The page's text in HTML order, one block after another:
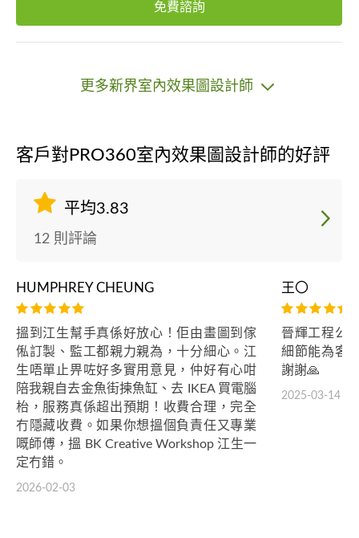
免費諮詢
更多新界室內效果圖設計師
客戶對PRO360室內效果圖設計師的好評
平均3.83
12 則評論
HUMPHREY CHEUNG
搵到江生幫手真係好放心！佢由畫圖到傢
俬訂製、監工都親力親為，十分細心。江
生唔單止畀咗好多實用意見，仲好有心咁
陪我親自去金魚街揀魚缸、去 IKEA 買電腦
枱，服務真係超出預期！收費合理，完全
冇隱藏收費。如果你想搵個負責任又專業
嘅師傅，搵 BK Creative Workshop 江生一
定冇錯。
2026-02-03
王〇
晉輝工程公
細節能為客
謝謝🙏
2025-03-14